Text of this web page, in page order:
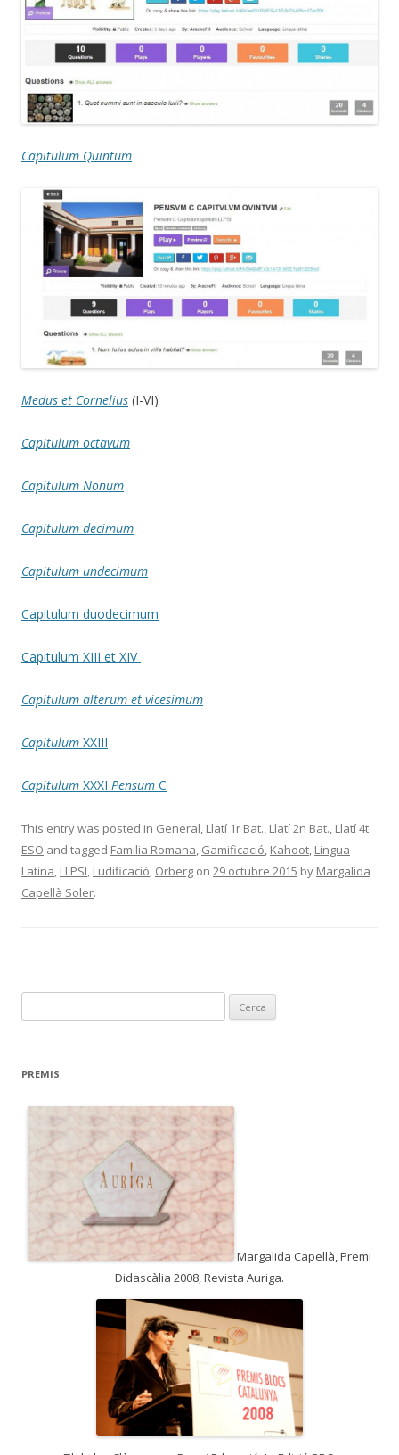
Capitulum Quintum
Medus et Cornelius (I-VI)
Capitulum octavum
Capitulum Nonum
Capitulum decimum
Capitulum undecimum
Capitulum duodecimum
Capitulum XIII et XIV
Capitulum alterum et vicesimum
Capitulum XXIII
Capitulum XXXI Pensum C
This entry was posted in General, Llatí 1r Bat., Llatí 2n Bat., Llatí 4t
ESO and tagged Familia Romana, Gamificació, Kahoot, Lingua
Latina, LLPSI, Ludificació, Orberg on 29 octubre 2015 by Margalida
Capellà Soler.
e
c
PREMIS
Margalida Capellà, Premi
Didascàlia 2008, Revista Auriga.